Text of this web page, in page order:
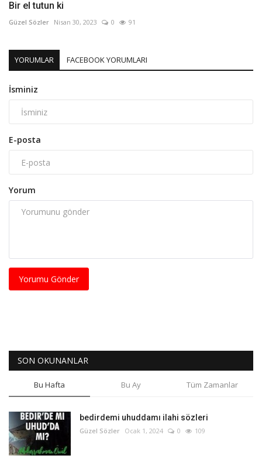
Bir el tutun ki
Güzel Sözler Nisan 30, 2023 0 91
YORUMLAR FACEBOOK YORUMLARI
İsminiz
E-posta
Yorum
Yorumu Gönder
SON OKUNANLAR
Bu Hafta Bu Ay Tüm Zamanlar
bedirdemi uhuddamı ilahi sözleri
Güzel Sözler Ocak 1, 2024 0 109